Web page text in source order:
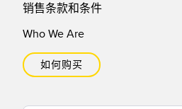
销售条款和条件
Who We Are
如何购买